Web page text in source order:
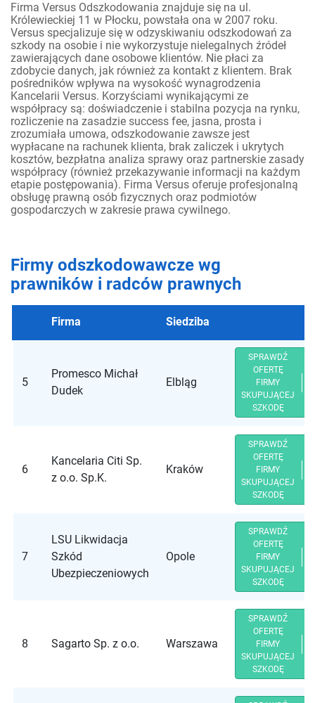
Firma Versus Odszkodowania znajduje się na ul.
Królewieckiej 11 w Płocku, powstała ona w 2007 roku.
Versus specjalizuje się w odzyskiwaniu odszkodowań za
szkody na osobie i nie wykorzystuje nielegalnych źródeł
zawierających dane osobowe klientów. Nie płaci za
zdobycie danych, jak również za kontakt z klientem. Brak
pośredników wpływa na wysokość wynagrodzenia
Kancelarii Versus. Korzyściami wynikającymi ze
współpracy są: doświadczenie i stabilna pozycja na rynku,
rozliczenie na zasadzie success fee, jasna, prosta i
zrozumiała umowa, odszkodowanie zawsze jest
wypłacane na rachunek klienta, brak zaliczek i ukrytych
kosztów, bezpłatna analiza sprawy oraz partnerskie zasady
współpracy (również przekazywanie informacji na każdym
etapie postępowania). Firma Versus oferuje profesjonalną
obsługę prawną osób fizycznych oraz podmiotów
gospodarczych w zakresie prawa cywilnego.
Firmy odszkodowawcze wg
prawników i radców prawnych
Firma Siedziba
5
Promesco Michał
Dudek
Elbląg
SPRAWDŹ
OFERTĘ
FIRMY
SKUPUJĄCEJ
SZKODĘ
6
Kancelaria Citi Sp.
z o.o. Sp.K.
Kraków
SPRAWDŹ
OFERTĘ
FIRMY
SKUPUJĄCEJ
SZKODĘ
7
LSU Likwidacja
Szkód
Ubezpieczeniowych
Opole
SPRAWDŹ
OFERTĘ
FIRMY
SKUPUJĄCEJ
SZKODĘ
8 Sagarto Sp. z o.o. Warszawa
SPRAWDŹ
OFERTĘ
FIRMY
SKUPUJĄCEJ
SZKODĘ